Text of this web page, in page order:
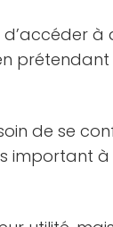
prétendant
de se
important à